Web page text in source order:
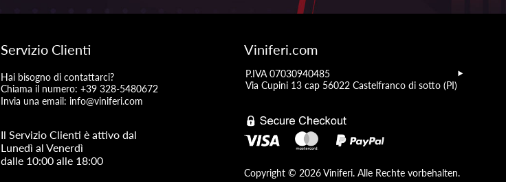
Servizio Clienti
Hai bisogno di contattarci?
Chiama il numero: +39 328-5480672
Invia una email: info@viniferi.com
Il Servizio Clienti è attivo dal
Lunedì al Venerdì
dalle 10:00 alle 18:00
Viniferi.com
P.IVA 07030940485
Via Cupini 13 cap 56022 Castelfranco di sotto (PI)
Copyright © 2026 Viniferi. Alle Rechte vorbehalten.